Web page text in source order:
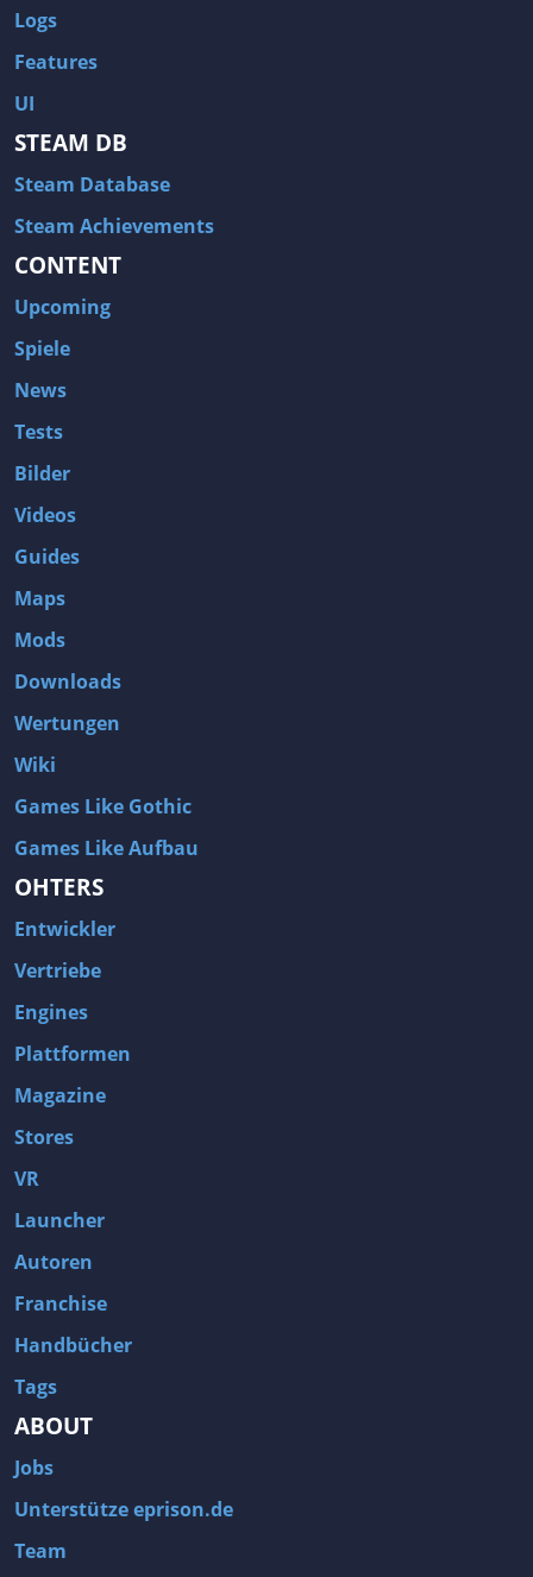
Logs
Features
UI
STEAM DB
Steam Database
Steam Achievements
CONTENT
Upcoming
Spiele
News
Tests
Bilder
Videos
Guides
Maps
Mods
Downloads
Wertungen
Wiki
Games Like Gothic
Games Like Aufbau
OHTERS
Entwickler
Vertriebe
Engines
Plattformen
Magazine
Stores
VR
Launcher
Autoren
Franchise
Handbücher
Tags
ABOUT
Jobs
Unterstütze eprison.de
Team